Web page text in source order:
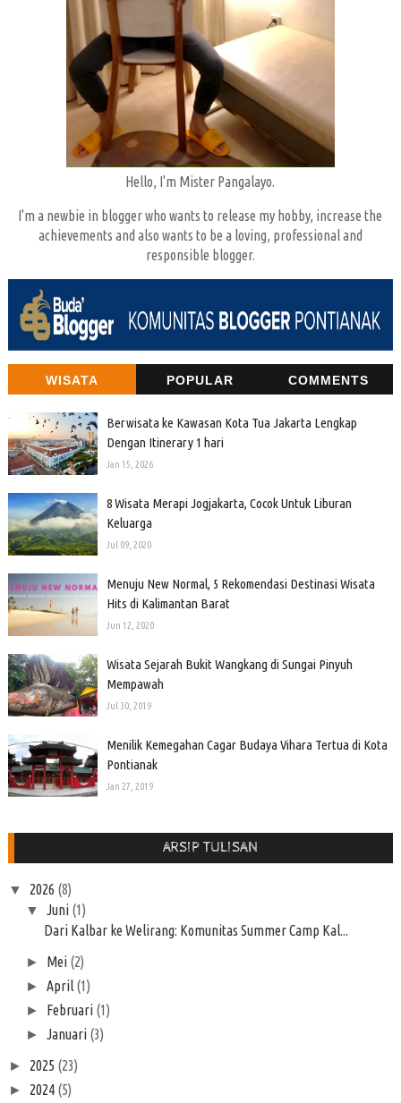
Hello, I'm Mister Pangalayo.
I'm a newbie in blogger who wants to release my hobby, increase the
achievements and also wants to be a loving, professional and
responsible blogger.
WISATA POPULAR COMMENTS
Berwisata ke Kawasan Kota Tua Jakarta Lengkap
Dengan Itinerary 1 hari
Jan 15, 2026
8 Wisata Merapi Jogjakarta, Cocok Untuk Liburan
Keluarga
Jul 09, 2020
Menuju New Normal, 5 Rekomendasi Destinasi Wisata
Hits di Kalimantan Barat
Jun 12, 2020
Wisata Sejarah Bukit Wangkang di Sungai Pinyuh
Mempawah
Jul 30, 2019
Menilik Kemegahan Cagar Budaya Vihara Tertua di Kota
Pontianak
Jan 27, 2019
ARSIP TULISAN
▼ 2026 (8)
▼Juni (1)
Dari Kalbar ke Welirang: Komunitas Summer Camp Kal...
► Mei (2)
►April (1)
► Februari (1)
►Januari (3)
► 2025 (23)
► 2024 (5)